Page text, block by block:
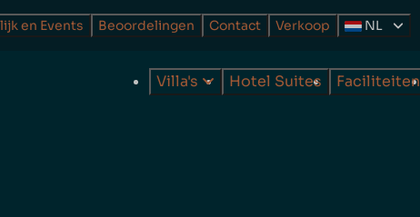
en Events Beoordelingen Contact Verkoop NL
Villa's Hotel Suites Faciliteiten